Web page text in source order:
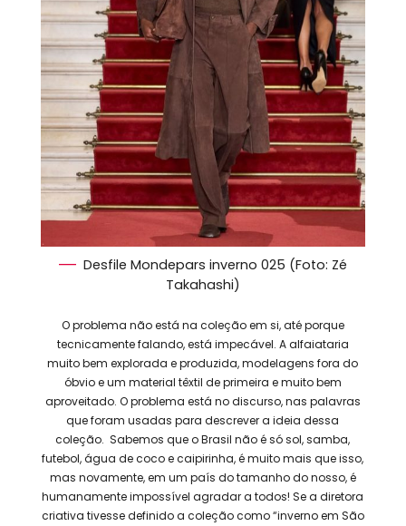
Desfile Mondepars inverno 025 (Foto: Zé
Takahashi)
O problema não está na coleção em si, até porque
tecnicamente falando, está impecável. A alfaiataria
muito bem explorada e produzida, modelagens fora do
óbvio e um material têxtil de primeira e muito bem
aproveitado. O problema está no discurso, nas palavras
que foram usadas para descrever a ideia dessa
coleção. Sabemos que o Brasil não é só sol, samba,
futebol, água de coco e caipirinha, é muito mais que isso,
mas novamente, em um país do tamanho do nosso, é
humanamente impossível agradar a todos! Se a diretora
criativa tivesse definido a coleção como “inverno em São